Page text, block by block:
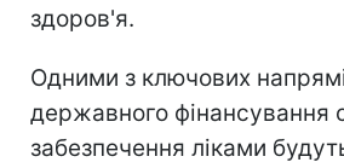
здоров'я.
Одними з ключових
державного фінансування
забезпечення ліками